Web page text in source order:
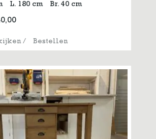
L. 180 cm Br. 40 cm
/ Bestellen